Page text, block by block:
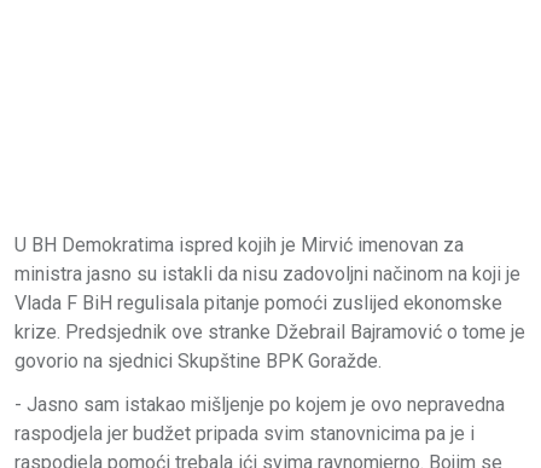
U BH Demokratima ispred kojih je Mirvić imenovan za
ministra jasno su istakli da nisu zadovoljni načinom na koji je
Vlada F BiH regulisala pitanje pomoći zuslijed ekonomske
krize. Predsjednik ove stranke Džebrail Bajramović o tome je
govorio na sjednici Skupštine BPK Goražde.
- Jasno sam istakao mišljenje po kojem je ovo nepravedna
raspodjela jer budžet pripada svim stanovnicima pa je i
raspodjela pomoći trebala ići svima ravnomjerno. Bojim se